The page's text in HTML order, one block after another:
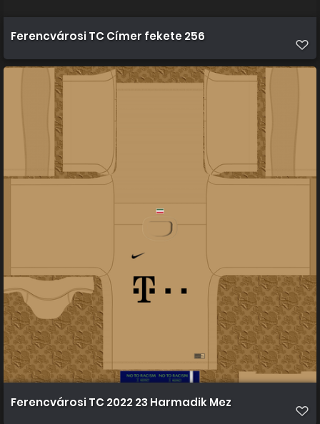
Ferencvárosi TC Címer fekete 256
Ferencvárosi TC 2022 23 Harmadik Mez